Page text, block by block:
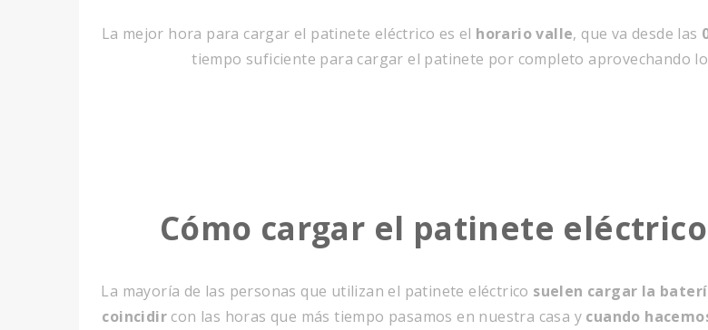
La mejor hora para cargar el patinete eléctrico es el horario valle, que va desde las
tiempo suficiente para cargar el patinete por completo aprovechando
Cómo cargar el patinete
La mayoría de las personas que utilizan el patinete eléctrico suelen cargar la
coincidircon las horas que más tiempo pasamos en nuestra casa y cuando